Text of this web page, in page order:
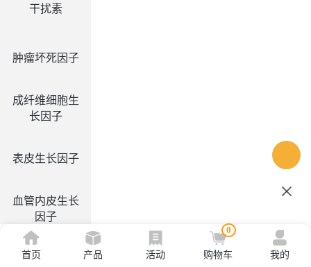
干扰素
肿瘤坏死因子
成纤维细胞生
长因子
表皮生长因子
血管内皮生长
因子
集落刺激因子
首页 产品 活动
0
购物车 我的